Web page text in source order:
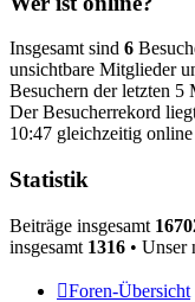
Insgesamt sind 6
unsichtbare Mitglieder
Besuchern der letzten 5
Der Besucherrekord
10:47 gleichzeitig
Statistik
Beiträge insgesamt
insgesamt 1316 • Unser
Foren-Übersicht